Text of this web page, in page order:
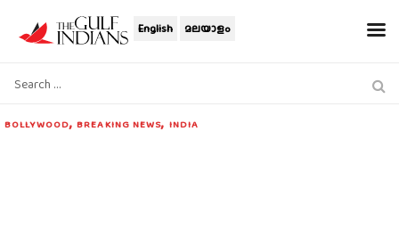
English മലയാളം
BOLLYWOOD,BREAKING NEWS, INDIA